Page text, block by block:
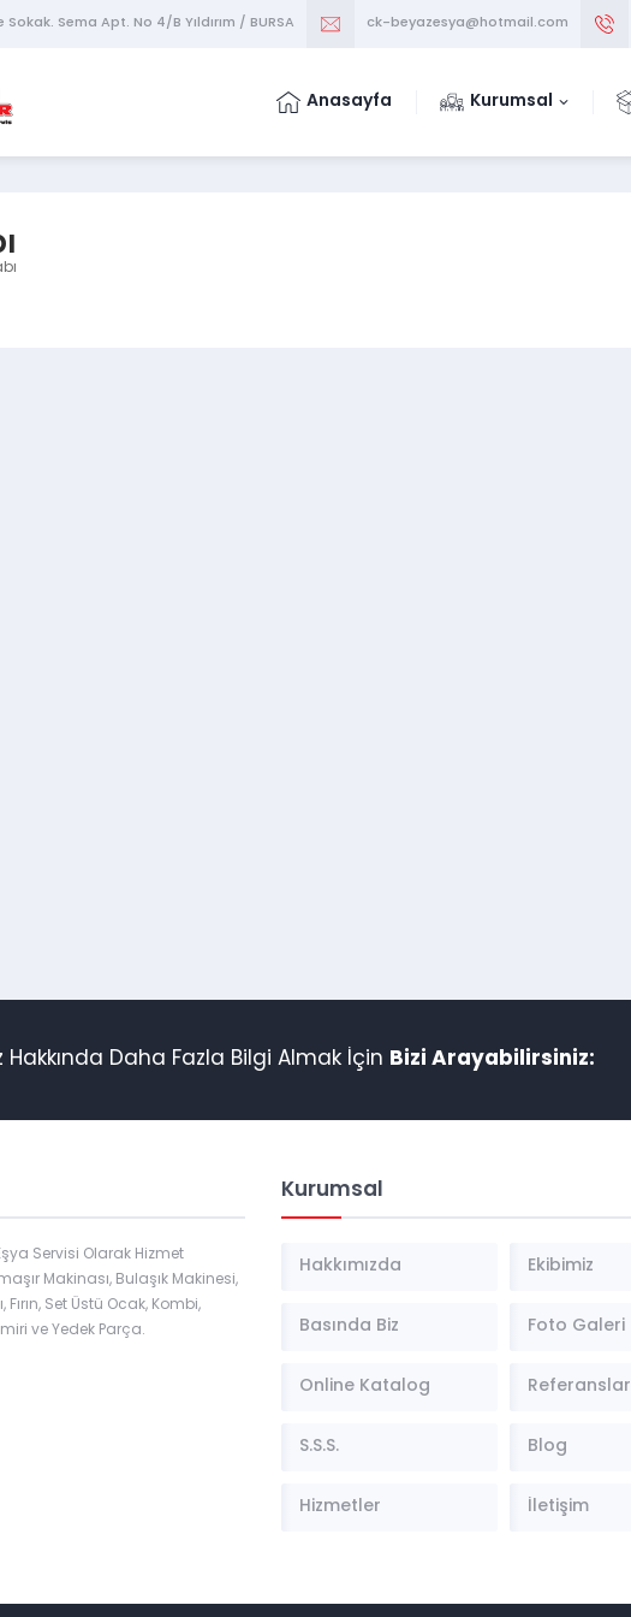
Sema Apt. No 4/B Yıldırım / BURSA ck-beyazesya@hotmail.com
Anasayfa Kurumsal
Hakkında Daha Fazla Bilgi Almak İçin Bizi Arayabilirsiniz:
Servisi Olarak Hizmet
Makinası, Bulaşık Makinesi,
Set Üstü Ocak, Kombi,
ve Yedek Parça.
Kurumsal
Hakkımızda Ekibimiz
Basında Biz Foto Galeri
Online Katalog Referanslar
S.S.S. Blog
Hizmetler İletişim